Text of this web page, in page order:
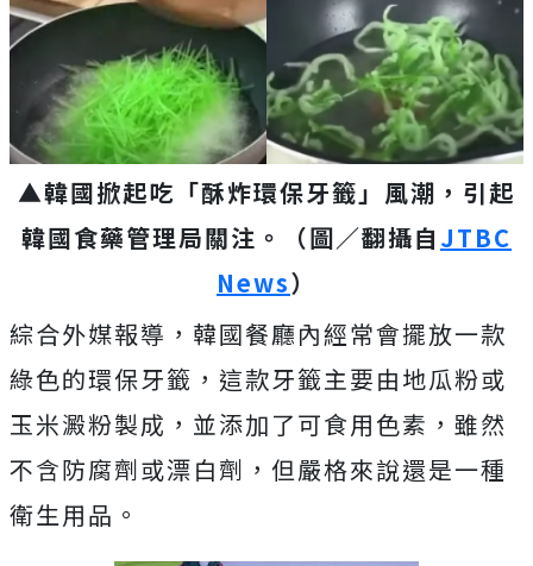
▲韓國掀起吃「酥炸環保牙籤」風潮，引起
韓國食藥管理局關注。（圖／翻攝自 JTBC
News）
綜合外媒報導，韓國餐廳內經常會擺放一款
綠色的環保牙籤，這款牙籤主要由地瓜粉或
玉米澱粉製成，並添加了可食用色素，雖然
不含防腐劑或漂白劑，但嚴格來說還是一種
衛生用品。